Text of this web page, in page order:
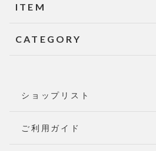
ITEM
CATEGORY
ショップリスト
ご利用ガイド